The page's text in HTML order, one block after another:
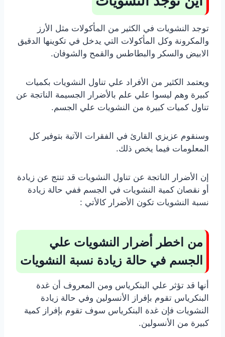
توجد النشويات في الكثير من المأكولات مثل الأرز
والمكرونة وكل المأكولات التي يدخل في تكوينها الدقيق
الابيض والسكر والبطاطس والقمح والشوفان.
ويعتمد الكثير من الأفراد علي تناول النشويات بكميات
كبيرة وهم ليسوا علي علم بالأضرار الجسيمة الناتجة عن
تناول كميات كبيرة من النشويات علي الجسم.
وسنقوم عزيزي القارئ في الفقرات الآتية بتوفير كل
المعلومات فيما يخص ذلك.
إن الأضرار الناتجة عن تناول النشويات قد تنتج عن زيادة
أو نقصان كمية النشويات في الجسم ففي حالة زيادة
نسبة النشويات تكون الأضرار كالأتي :
من اخطر أضرار النشويات علي
الجسم في حالة زيادة نسبة النشويات
أنها قد تؤثر علي البنكرياس ومن المعروف أن غدة
البنكرياس تقوم بإفراز الأنسولين وفي حالة زيادة
النشويات فإن غدة البنكرياس سوف تقوم بإفراز كمية
كبيرة من الأنسولين.